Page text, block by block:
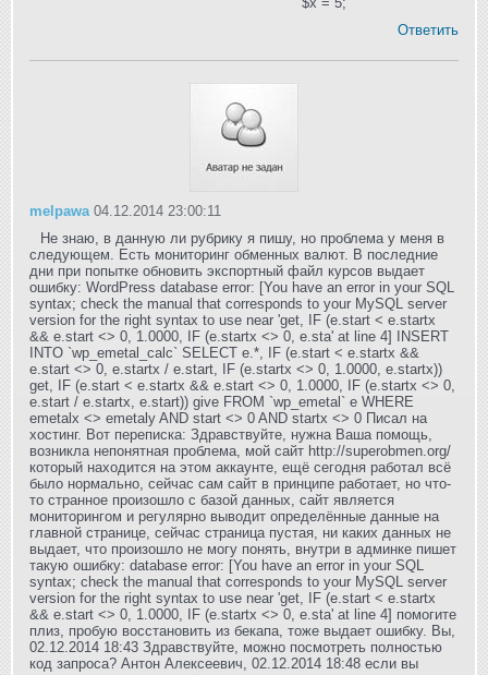
Ответить
melpawa 04.12.2014 23:00:11
Не знаю, в данную ли рубрику я пишу, но проблема у меня в
следующем. Есть мониторинг обменных валют. В последние
дни при попытке обновить экспортный файл курсов выдает
ошибку: WordPress database error: [You have an error in your SQL
syntax; check the manual that corresponds to your MySQL server
version for the right syntax to use near 'get, IF (e.start < e.startx
&& e.start <> 0, 1.0000, IF (e.startx <> 0, e.sta' at line 4] INSERT
INTO `wp_emetal_calc` SELECT e.*, IF (e.start < e.startx &&
e.start <> 0, e.startx / e.start, IF (e.startx <> 0, 1.0000, e.startx))
get, IF (e.start < e.startx && e.start <> 0, 1.0000, IF (e.startx <> 0,
e.start / e.startx, e.start)) give FROM `wp_emetal` e WHERE
emetalx <> emetaly AND start <> 0 AND startx <> 0 Писал на
хостинг. Вот переписка: Здравствуйте, нужна Ваша помощь,
возникла непонятная проблема, мой сайт http://superobmen.org/
который находится на этом аккаунте, ещё сегодня работал всё
было нормально, сейчас сам сайт в принципе работает, но что-
то странное произошло с базой данных, сайт является
мониторингом и регулярно выводит определённые данные на
главной странице, сейчас страница пустая, ни каких данных не
выдает, что произошло не могу понять, внутри в админке пишет
такую ошибку: database error: [You have an error in your SQL
syntax; check the manual that corresponds to your MySQL server
version for the right syntax to use near 'get, IF (e.start < e.startx
&& e.start <> 0, 1.0000, IF (e.startx <> 0, e.sta' at line 4] помогите
плиз, пробую восстановить из бекапа, тоже выдает ошибку. Вы,
02.12.2014 18:43 Здравствуйте, можно посмотреть полностью
код запроса? Антон Алексеевич, 02.12.2014 18:48 если вы